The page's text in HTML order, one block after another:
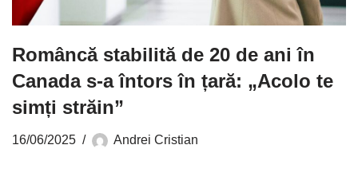
Româncă stabilită de 20 de ani în
Canada s-a întors în țară: „Acolo te
simți străin”
16/06/2025 Andrei Cristian